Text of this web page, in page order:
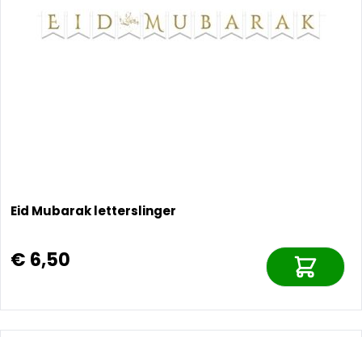
Eid Mubarak letterslinger
€ 6,50